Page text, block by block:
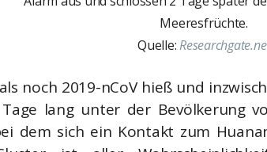
Meeresfrüchte.
Quelle:
noch 2019-nCoV hieß und
lang unter der Bevölkerung
dem sich ein Kontakt zum